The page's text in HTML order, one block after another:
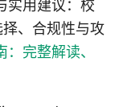
实用建议：校
、合规性与攻
完整解读、